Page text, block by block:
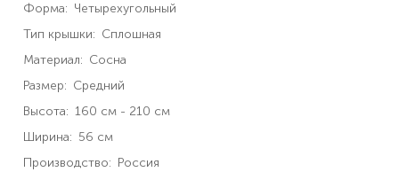
Форма: Четырехугольный
Тип крышки: Сплошная
Материал: Сосна
Размер: Средний
Высота: 160 см - 210 см
Ширина: 56 см
Производство: Россия